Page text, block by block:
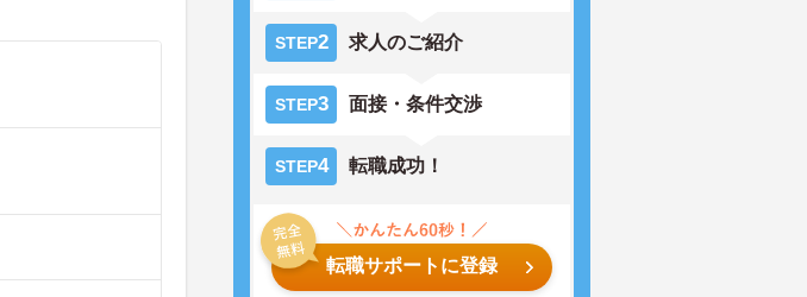
STEP2 求人のご紹介
STEP3 面接・条件交渉
STEP4 転職成功！
転職サポートに登録